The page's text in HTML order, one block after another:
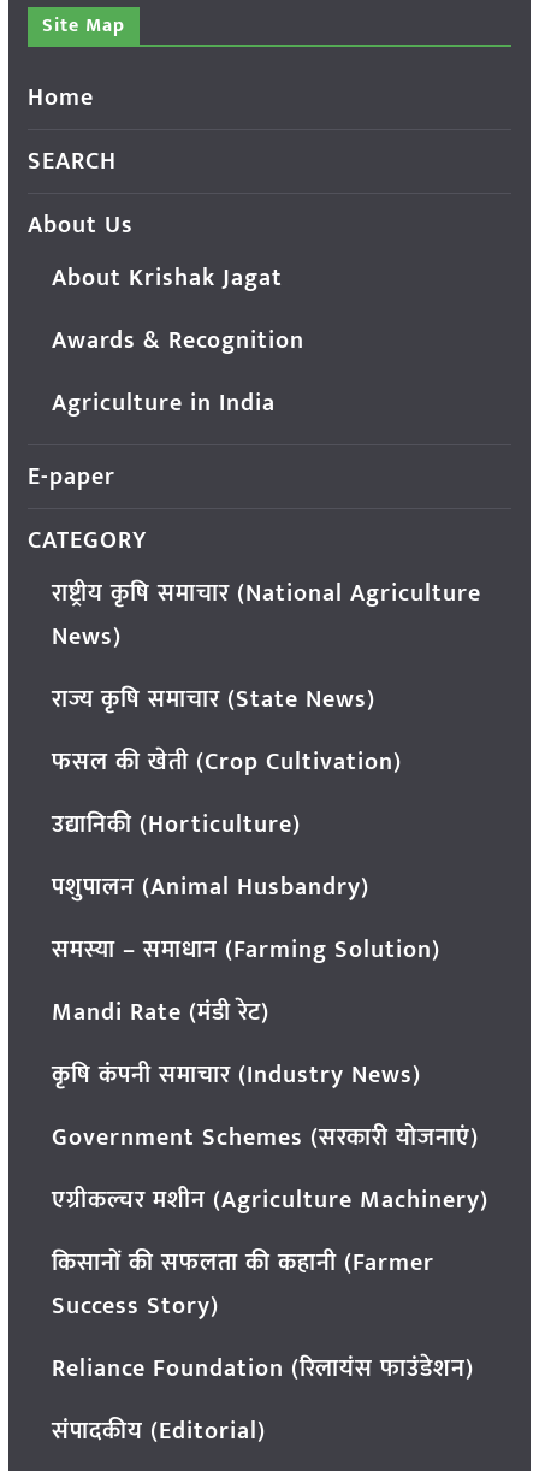
Site Map
Home
SEARCH
About Us
About Krishak Jagat
Awards & Recognition
Agriculture in India
E-paper
CATEGORY
राष्ट्रीय कृषि समाचार (National Agriculture
News)
राज्य कृषि समाचार (State News)
फसल की खेती (Crop Cultivation)
उद्यानिकी (Horticulture)
पशुपालन (Animal Husbandry)
समस्या – समाधान (Farming Solution)
Mandi Rate (मंडी रेट)
कृषि कंपनी समाचार (Industry News)
Government Schemes (सरकारी योजनाएं)
एग्रीकल्चर मशीन (Agriculture Machinery)
किसानों की सफलता की कहानी (Farmer
Success Story)
Reliance Foundation (रिलायंस फाउंडेशन)
संपादकीय (Editorial)